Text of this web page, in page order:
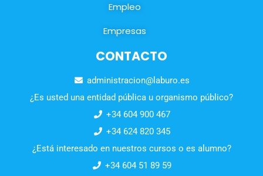
Empleo
Empresas
CONTACTO
administracion@laburo.es
¿Es usted una entidad pública u organismo público?
+34 604 900 467
+34 624 820 345
¿Está interesado en nuestros cursos o es alumno?
+34 604 51 89 59